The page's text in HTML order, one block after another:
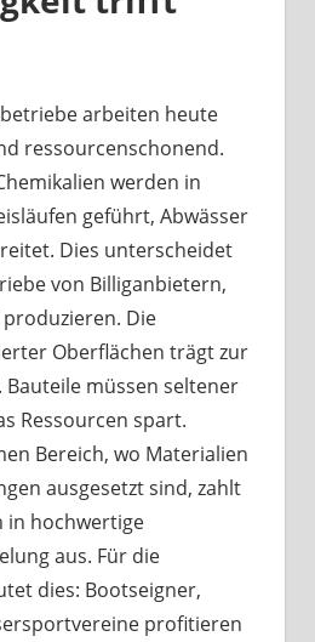
arbeiten heute
ressourcenschonend.
werden in
geführt, Abwässer
Dies unterscheidet
von Billiganbietern,
Die
Oberflächen trägt zur
Bauteile müssen seltener
Ressourcen spart.
Bereich, wo Materialien
ausgesetzt sind, zahlt
in hochwertige
aus. Für die
dies: Bootseigner,
profitieren